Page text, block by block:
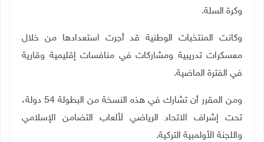
وكرة السلة.
وكانت المنتخبات الوطنية قد أجرت استعدادها من خلال
معسكرات تدريبية ومشاركات في منافسات إقليمية وقارية
في الفترة الماضية.
ومن المقرر أن تشارك في هذه النسخة من البطولة 54 دولة،
تحت إشراف الاتحاد الرياضي لألعاب التضامن الإسلامي
واللجنة الأولمبية التركية.